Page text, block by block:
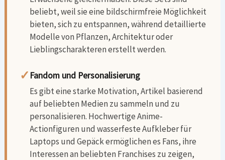
beliebt, weil sie eine bildschirmfreie Möglichkeit
bieten, sich zu entspannen, während detaillierte
Modelle von Pflanzen, Architektur oder
Lieblingscharakteren erstellt werden.
✓ Fandom und Personalisierung
Es gibt eine starke Motivation, Artikel basierend
auf beliebten Medien zu sammeln und zu
personalisieren. Hochwertige Anime-
Actionfiguren und wasserfeste Aufkleber für
Laptops und Gepäck ermöglichen es Fans, ihre
Interessen an beliebten Franchises zu zeigen,